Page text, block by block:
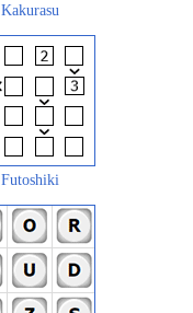
Kakurasu
Futoshiki